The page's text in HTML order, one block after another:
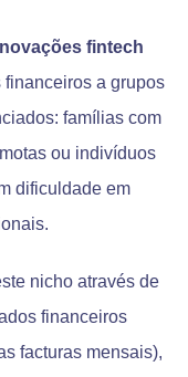
fintech
a grupos
famílias com
ou indivíduos
dificuldade em
nicho através de
financeiros
facturas mensais),